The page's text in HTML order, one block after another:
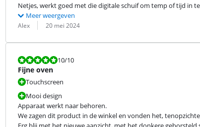
Netjes, werkt goed met die digitale schuif om temp of tijd in
Meer weergeven
Beoordeling door:
Alex
Datum: 20 mei 2024
Beoordeling is 10 van de 10.
10/10
Fijne oven
Touchscreen
Mooi design
Apparaat werkt naar behoren.
We zagen dit product in de winkel en vonden het,